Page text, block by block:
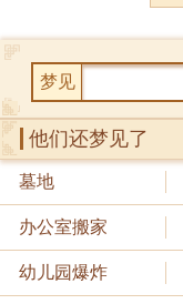
梦见
他们还梦见了
墓地
办公室搬家
幼儿园爆炸